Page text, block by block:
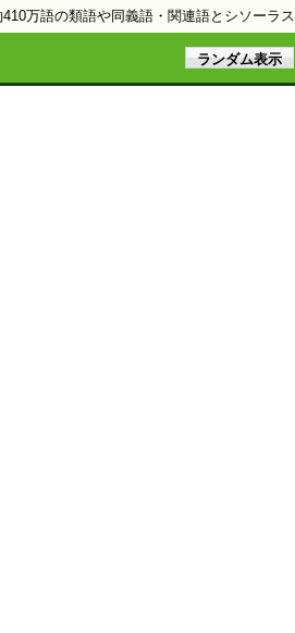
410万語の類語や同義語・関連語とシソーラス